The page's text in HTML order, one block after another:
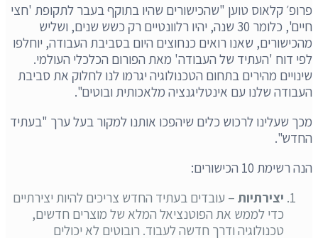
פרופ׳ קלאוס טוען "שהכישורים שהיו בתוקף בעבר לתקופת 'חצי
חיים', כלומר 30 שנה, יהיו רלוונטיים רק כשש שנים, ושליש
מהכישורים, שאנו רואים כנחוצים היום בסביבת העבודה, יוחלפו
לפי דוח 'העתיד של העבודה' מאת הפורום הכלכלי העולמי.
שינויים מהירים בתחום הטכנולוגיה יגרמו לנו לחלוק את סביבת
העבודה שלנו עם אינטליגנציה מלאכותית ובוטים".
מכך שעלינו לרכוש כלים שיהפכו אותנו למקור בעל ערך "בעתיד
החדש".
הנה רשימת 10 הכישורים:
יצירתיות – עובדים בעתיד החדש צריכים להיות יצירתיים
כדי לממש את הפוטנציאל המלא של מוצרים חדשים,
טכנולוגיה ודרך חדשה לעבוד. רובוטים לא יכולים